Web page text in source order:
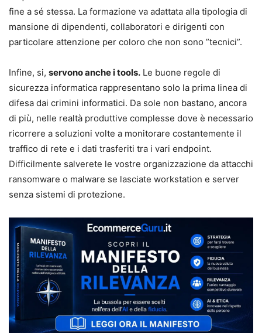
fine a sé stessa. La formazione va adattata alla tipologia di
mansione di dipendenti, collaboratori e dirigenti con
particolare attenzione per coloro che non sono ”tecnici”.
Infine, si, servono anche i tools. Le buone regole di
sicurezza informatica rappresentano solo la prima linea di
difesa dai crimini informatici. Da sole non bastano, ancora
di più, nelle realtà produttive complesse dove è necessario
ricorrere a soluzioni volte a monitorare costantemente il
traffico di rete e i dati trasferiti tra i vari endpoint.
Difficilmente salverete le vostre organizzazione da attacchi
ransomware o malware se lasciate workstation e server
senza sistemi di protezione.